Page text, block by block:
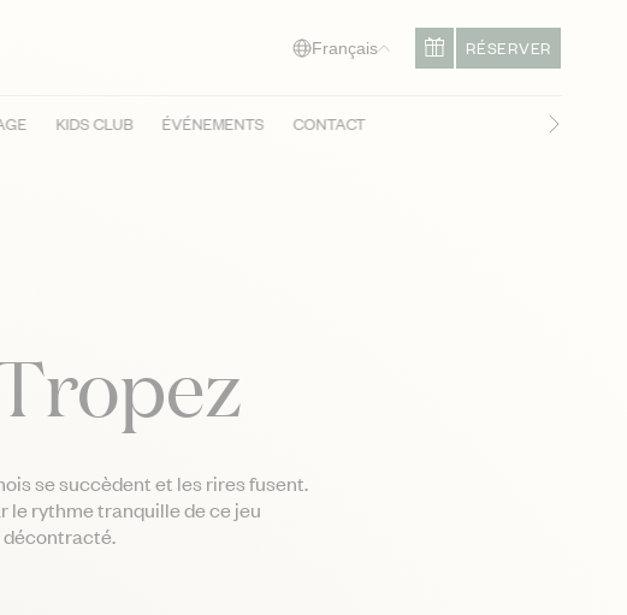
Français RÉSERVER
KIDS CLUB ÉVÉNEMENTS CONTACT
se succèdent et les rires fusent.
le rythme tranquille de ce jeu